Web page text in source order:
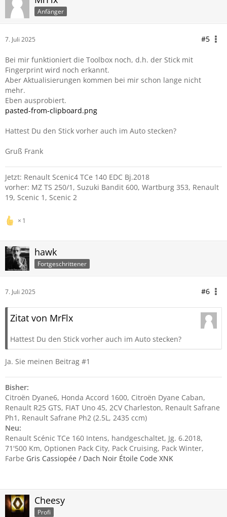
Anfänger
7. Juli 2025 #5
Bei mir funktioniert die Toolbox noch, d.h. der Stick mit
Fingerprint wird noch erkannt.
Aber Aktualisierungen kommen bei mir schon lange nicht
mehr.
Eben ausprobiert.
pasted-from-clipboard.png
Hattest Du den Stick vorher auch im Auto stecken?
Gruß Frank
Jetzt: Renault Scenic4 TCe 140 EDC Bj.2018
vorher: MZ TS 250/1, Suzuki Bandit 600, Wartburg 353, Renault
19, Scenic 1, Scenic 2
1
hawk
Fortgeschrittener
7. Juli 2025 #6
Zitat von MrFlx
Hattest Du den Stick vorher auch im Auto stecken?
Ja. Sie meinen Beitrag #1
Bisher:
Citroën Dyane6, Honda Accord 1600, Citroën Dyane Caban,
Renault R25 GTS, FIAT Uno 45, 2CV Charleston, Renault Safrane
Ph1, Renault Safrane Ph2 (2.5L, 2435 ccm)
Neu:
Renault Scénic TCe 160 Intens, handgeschaltet, Jg. 6.2018,
71'500 Km, Optionen Pack City, Pack Cruising, Pack Winter,
Farbe Gris Cassiopée / Dach Noir Étoile Code XNK
Cheesy
Profi